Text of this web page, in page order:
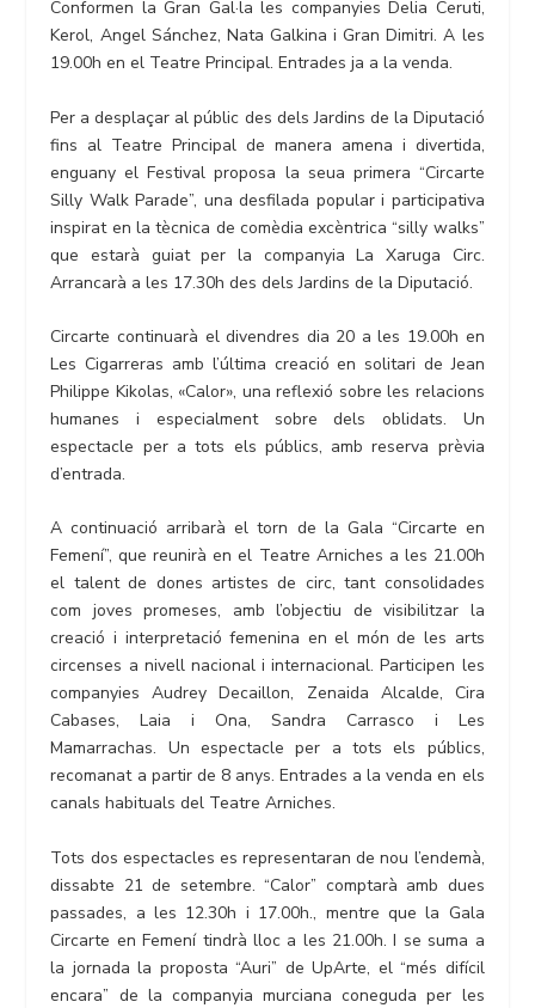
Conformen la Gran Gal·la les companyies Delia Ceruti,
Kerol, Angel Sánchez, Nata Galkina i Gran Dimitri. A les
19.00h en el Teatre Principal. Entrades ja a la venda.
Per a desplaçar al públic des dels Jardins de la Diputació
fins al Teatre Principal de manera amena i divertida,
enguany el Festival proposa la seua primera “Circarte
Silly Walk Parade”, una desfilada popular i participativa
inspirat en la tècnica de comèdia excèntrica “silly walks”
que estarà guiat per la companyia La Xaruga Circ.
Arrancarà a les 17.30h des dels Jardins de la Diputació.
Circarte continuarà el divendres dia 20 a les 19.00h en
Les Cigarreras amb l’última creació en solitari de Jean
Philippe Kikolas, «Calor», una reflexió sobre les relacions
humanes i especialment sobre dels oblidats. Un
espectacle per a tots els públics, amb reserva prèvia
d’entrada.
A continuació arribarà el torn de la Gala “Circarte en
Femení”, que reunirà en el Teatre Arniches a les 21.00h
el talent de dones artistes de circ, tant consolidades
com joves promeses, amb l’objectiu de visibilitzar la
creació i interpretació femenina en el món de les arts
circenses a nivell nacional i internacional. Participen les
companyies Audrey Decaillon, Zenaida Alcalde, Cira
Cabases, Laia i Ona, Sandra Carrasco i Les
Mamarrachas. Un espectacle per a tots els públics,
recomanat a partir de 8 anys. Entrades a la venda en els
canals habituals del Teatre Arniches.
Tots dos espectacles es representaran de nou l’endemà,
dissabte 21 de setembre. “Calor” comptarà amb dues
passades, a les 12.30h i 17.00h., mentre que la Gala
Circarte en Femení tindrà lloc a les 21.00h. I se suma a
la jornada la proposta “Auri” de UpArte, el “més difícil
encara” de la companyia murciana coneguda per les